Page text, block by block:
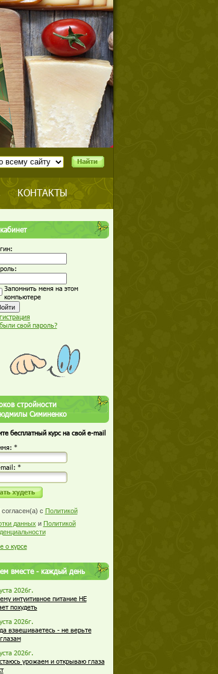
КОНТАКТЫ
Запомнить меня на этом
компьютере
свой пароль?
стройности
Симиненко
бесплатный курс на свой e-mail
*
*
согласен(а) с Политикой
данных и Политикой
о курсе
вместе - каждый день
2026г.
интуитивное питание НЕ
похудеть
2026г.
взвешиваетесь - не верьте
2026г.
урожаем и открываю глаза